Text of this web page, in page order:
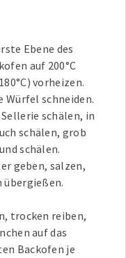
Ebene des
auf 200°C
vorheizen.
Würfel schneiden.
schälen, in
schälen, grob
schälen.
geben, salzen,
übergießen.
trocken reiben,
auf das
Backofen je